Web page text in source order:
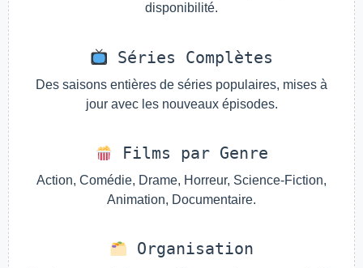
disponibilité.
Séries Complètes
Des saisons entières de séries populaires, mises à
jour avec les nouveaux épisodes.
Films par Genre
Action, Comédie, Drame, Horreur, Science-Fiction,
Animation, Documentaire.
Organisation